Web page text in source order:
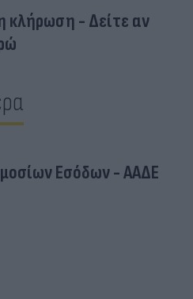
κλήρωση - Δείτε αν
Εσόδων - ΑΑΔΕ